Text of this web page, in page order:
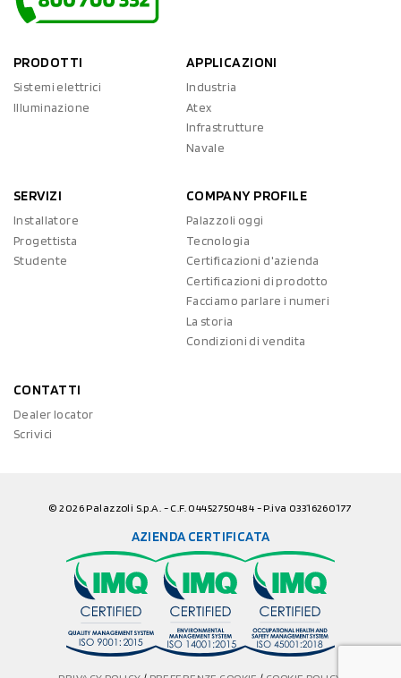
PRODOTTI
Sistemi elettrici
Illuminazione
APPLICAZIONI
Industria
Atex
Infrastrutture
Navale
SERVIZI
Installatore
Progettista
Studente
COMPANY PROFILE
Palazzoli oggi
Tecnologia
Certificazioni d'azienda
Certificazioni di prodotto
Facciamo parlare i numeri
La storia
Condizioni di vendita
CONTATTI
Dealer locator
Scrivici
© 2026 Palazzoli S.p.A. - C.F. 04452750484 - P.iva 03316260177
AZIENDA CERTIFICATA